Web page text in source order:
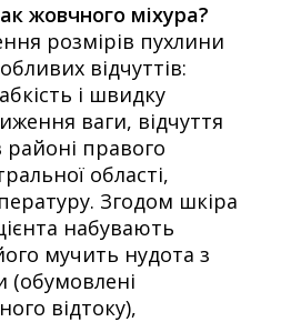
жовчного міхура?
розмірів пухлини
відчуттів:
і швидку
ваги, відчуття
районі правого
області,
Згодом шкіра
набувають
мучить нудота з
відтоку),